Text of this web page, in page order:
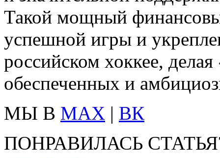
Такой мощный
успешной игры и
российском хоккее,
обеспеченных и
МЫ В MAX | ВК
ПОНРАВИЛАСЬ